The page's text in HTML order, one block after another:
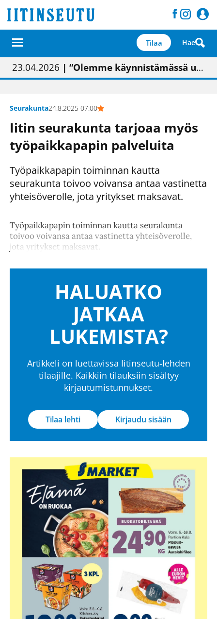
Tilaa Hae
01.02.2026 | Painon vaihtumisen pitäisi näkyä hieman parempana painojäljen laatuna lehdessä
05.02.2026 | Uudistettu kunnantalo on valoisa
23.04.2026 | “Olemme käynnistämässä uudelleen keskustavisiotyön”
09.05.2026| "Maalla on totuttu elämään omavaraisemmin kuin kaupungissa"
Seurakunta24.8.2025 07:00
Iitin seurakunta tarjoaa myös
työpaikkapapin palveluita
Työpaikkapapin toiminnan kautta
seurakunta toivoo voivansa antaa vastinetta
yhteisöverolle, jota yritykset maksavat.
Työpaikkapapin toiminnan kautta seurakunta
toivoo voivansa antaa vastinetta yhteisöverolle,
jota yritykset maksavat.
HALUATKO
JATKAA
LUKEMISTA?
Artikkeli on luettavissa Iitinseutu-lehden
tilaajille. Kaikkiin tilauksiin sisältyy
kirjautumistunnukset.
Tilaa lehti Kirjaudu sisään